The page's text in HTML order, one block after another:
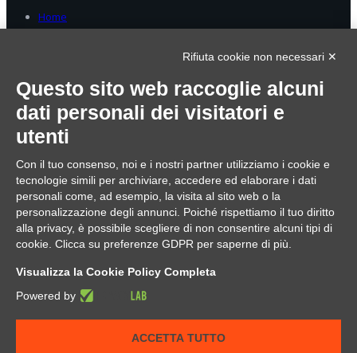
Home
Servizi
Gestionali
Sicurezza e reti
Centralini
Formazione
Zanshin Tech
Corsi
Privacy
Informatica e sicurezza
Team Bulding
Eventi
Difesa personale digitale
Tutorial
Contact
Rifiuta cookie non necessari ✕
Questo sito web raccoglie alcuni
dati personali dei visitatori e
utenti
Con il tuo consenso, noi e i nostri partner utilizziamo i cookie e
tecnologie simili per archiviare, accedere ed elaborare i dati
personali come, ad esempio, la visita al sito web o la
personalizzazione degli annunci. Poiché rispettiamo il tuo diritto
alla privacy, è possibile scegliere di non consentire alcuni tipi di
cookie. Clicca su preferenze GDPR per saperne di più.
Visualizza la Cookie Policy Completa
Powered by
ACCETTA TUTTO